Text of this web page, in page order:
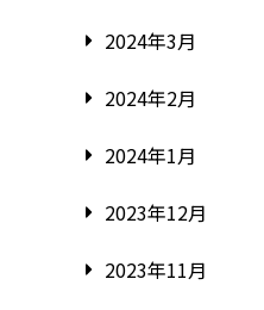
2024年3月
2024年2月
2024年1月
2023年12月
2023年11月